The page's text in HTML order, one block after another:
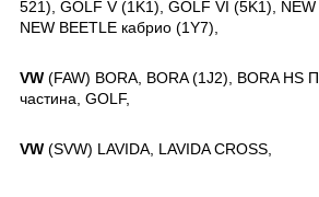
521), GOLF V (1K1), GOLF VI (5K1), NEW
NEW BEETLE кабрио (1Y7),
VW (FAW) BORA, BORA (1J2), BORA HS
частина, GOLF,
VW (SVW) LAVIDA, LAVIDA CROSS,